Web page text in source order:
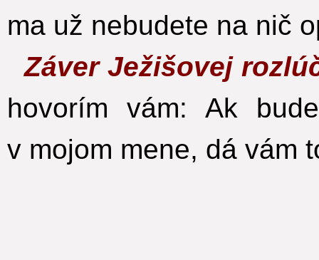
ma už nebudete na nič
Záver Ježišovej
hovorím vám: Ak
v mojom mene, dá vám